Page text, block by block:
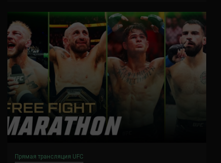
Прямая трансляция UFC